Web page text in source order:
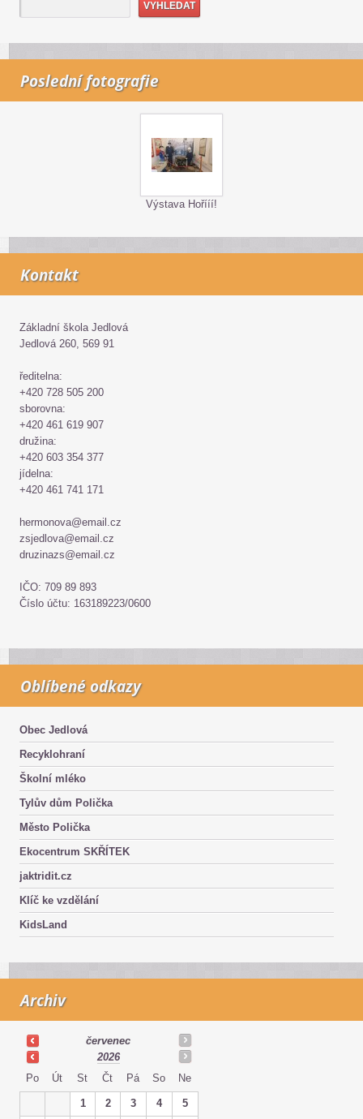
Poslední fotografie
Výstava Hořííí!
Kontakt
Základní škola Jedlová
Jedlová 260, 569 91
ředitelna:
+420 728 505 200
sborovna:
+420 461 619 907
družina:
+420 603 354 377
jídelna:
+420 461 741 171
hermonova@email.cz
zsjedlova@email.cz
druzinazs@email.cz
IČO: 709 89 893
Číslo účtu: 163189223/0600
Oblíbené odkazy
Obec Jedlová
Recyklohraní
Školní mléko
Tylův dům Polička
Město Polička
Ekocentrum SKŘÍTEK
jaktridit.cz
Klíč ke vzdělání
KidsLand
Archiv
červenec
2026
Po
Út St Čt Pá So Ne
1 2 3 4 5